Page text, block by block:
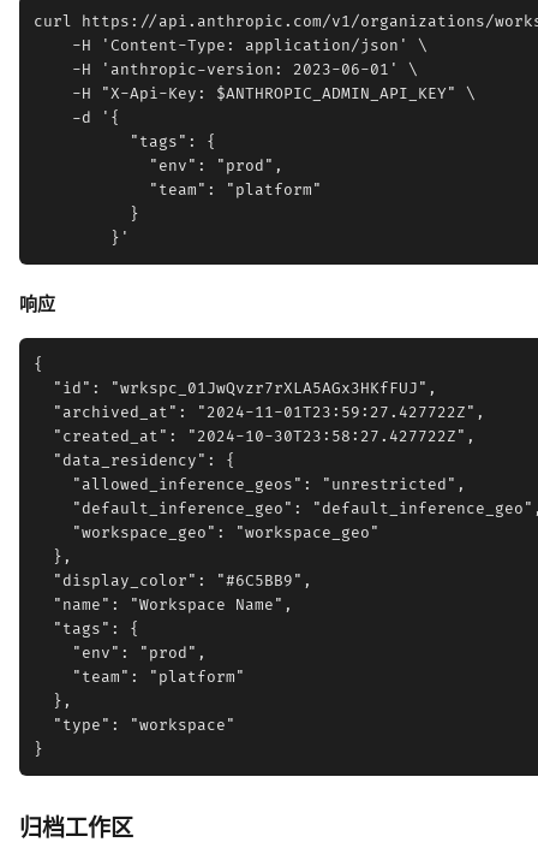
curl https://api.anthropic.com/v1/organizations/
    -H 'Content-Type: application/json' \
    -H 'anthropic-version: 2023-06-01' \
    -H "X-Api-Key: $ANTHROPIC_ADMIN_API_KEY" \
    -d '{
          "tags": {
            "env": "prod",
            "team": "platform"
          }
响应
{
  "id": "wrkspc_01JwQvzr7rXLA5AGx3HKfFUJ",
  "archived_at": "2024-11-01T23:59:27.427722Z",
  "created_at": "2024-10-30T23:58:27.427722Z",
  "data_residency": {
    "allowed_inference_geos": "unrestricted",
"default_inference_geo":
    "workspace_geo": "workspace_geo"
  },
  "display_color": "#6C5BB9",
  "name": "Workspace Name",
  "tags": {
    "env": "prod",
    "team": "platform"
  },
  "type": "workspace"
归档工作区